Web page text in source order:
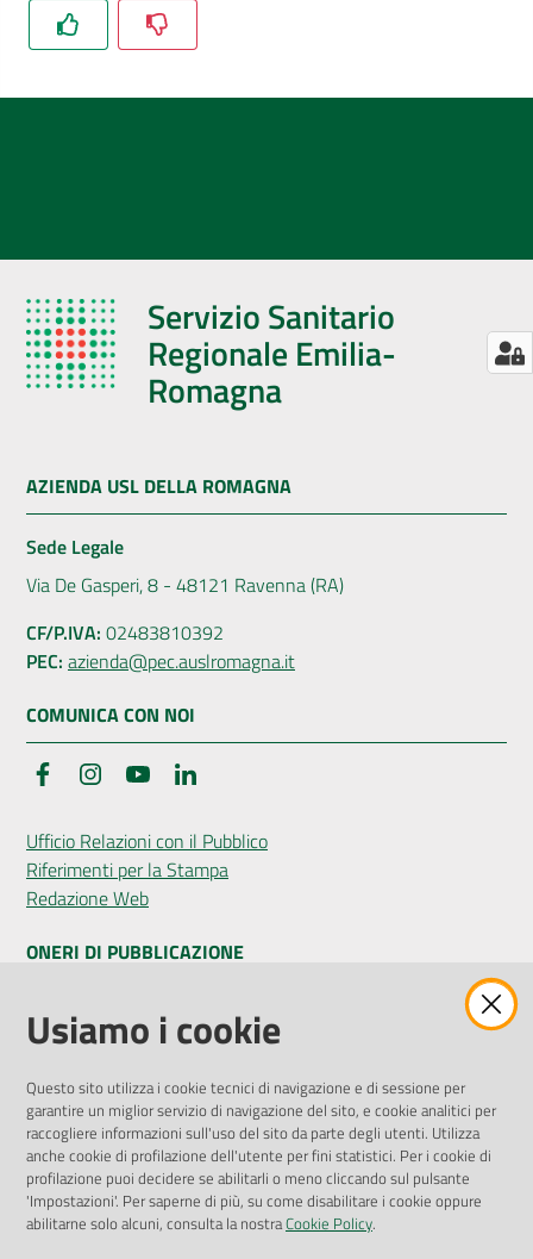
Servizio Sanitario
Regionale Emilia-
Romagna
AZIENDA USL DELLA ROMAGNA
Sede Legale
Via De Gasperi, 8 - 48121 Ravenna (RA)
CF/P.IVA: 02483810392
PEC: azienda@pec.auslromagna.it
COMUNICA CON NOI
FacebookInstagramYouTube
Ufficio Relazioni con il Pubblico
Riferimenti per la Stampa
Redazione Web
ONERI DI PUBBLICAZIONE
Amministrazione Trasparente
Pubblicità legale
Privacy Policy
Attuazione Misure PNRR
Liste di Attesa
ENTI, IMPRESE E PARTNER
Usiamo i cookie
Questo sito utilizza i cookie tecnici di navigazione e di sessione per
garantire un miglior servizio di navigazione del sito, e cookie analitici per
raccogliere informazioni sull'uso del sito da parte degli utenti. Utilizza
anche cookie di profilazione dell'utente per fini statistici. Per i cookie di
profilazione puoi decidere se abilitarli o meno cliccando sul pulsante
'Impostazioni'. Per saperne di più, su come disabilitare i cookie oppure
abilitarne solo alcuni, consulta la nostraCookie Policy.